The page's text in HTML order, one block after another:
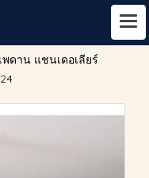
พดาน แชนเดอเลียร์